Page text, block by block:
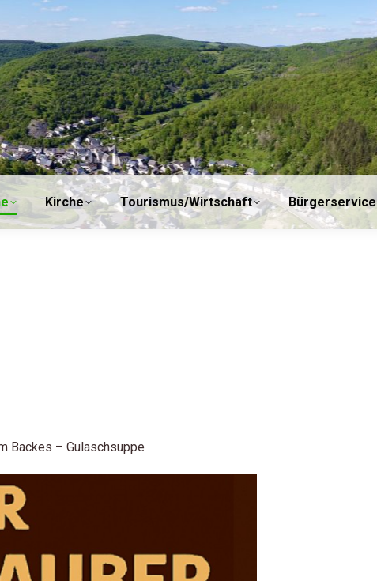
Kirche Tourismus/Wirtschaft Bürgerservice
Backes – Gulaschsuppe
Vereine Kirche Tourismus/Wirtschaft